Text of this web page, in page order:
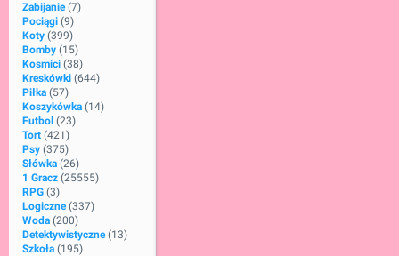
Zabijanie (7)
Pociągi (9)
Koty (399)
Bomby (15)
Kosmici (38)
Kreskówki (644)
Piłka (57)
Koszykówka (14)
Futbol (23)
Tort (421)
Psy (375)
Słówka (26)
1 Gracz (25555)
RPG (3)
Logiczne (337)
Woda (200)
Detektywistyczne (13)
Szkoła (195)